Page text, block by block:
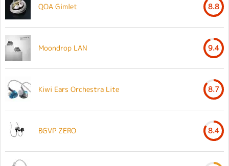
QOA Gimlet 8.8
Moondrop LAN 9.4
Kiwi Ears Orchestra Lite 8.7
BGVP ZERO 8.4